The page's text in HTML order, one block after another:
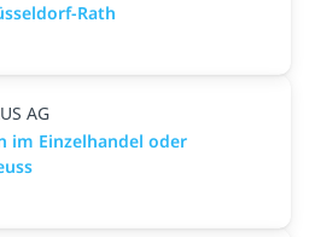
Rath
AG
im Einzelhandel oder